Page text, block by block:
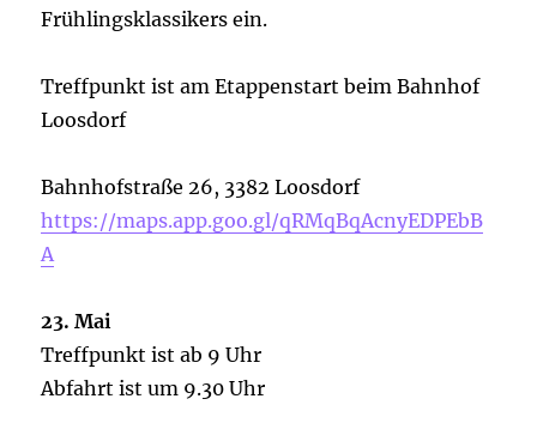
Frühlingsklassikers ein.
Treffpunkt ist am Etappenstart beim Bahnhof
Loosdorf
Bahnhofstraße 26, 3382 Loosdorf
https://maps.app.goo.gl/qRMqBqAcnyEDPEbB
A
23. Mai
Treffpunkt ist ab 9 Uhr
Abfahrt ist um 9.30 Uhr